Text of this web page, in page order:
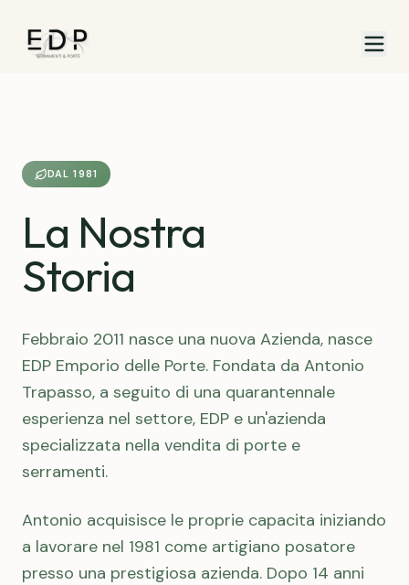
DAL 1981
La Nostra
Storia
Febbraio 2011 nasce una nuova Azienda, nasce
EDP Emporio delle Porte. Fondata da Antonio
Trapasso, a seguito di una quarantennale
esperienza nel settore, EDP e un'azienda
specializzata nella vendita di porte e
serramenti.
Antonio acquisisce le proprie capacita iniziando
a lavorare nel 1981 come artigiano posatore
presso una prestigiosa azienda. Dopo 14 anni